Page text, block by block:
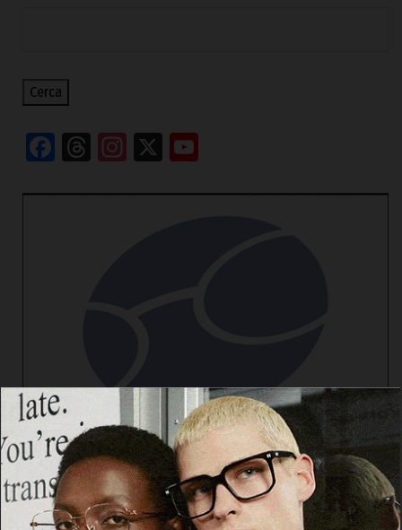
Cerca
Facebook
Threads
Instagram
X